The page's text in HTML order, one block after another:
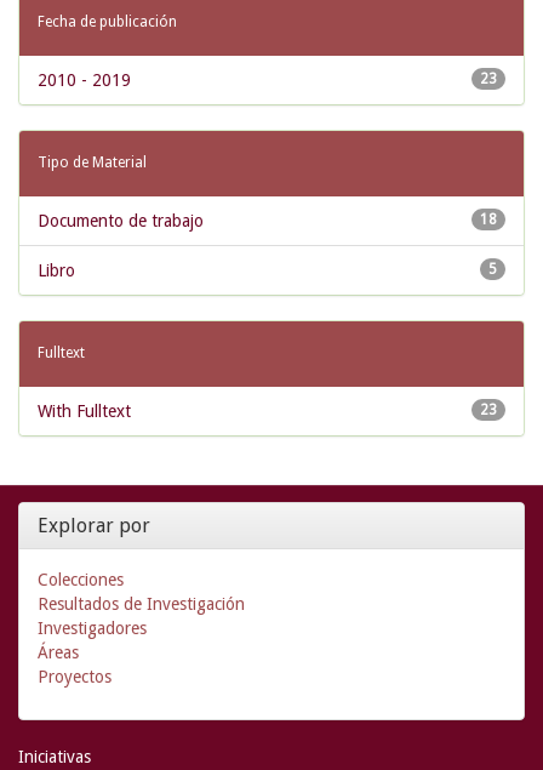
Fecha de publicación
23
2010 - 2019
Tipo de Material
18
Documento de trabajo
5
Libro
Fulltext
23
With Fulltext
Explorar por
Colecciones
Resultados de Investigación
Investigadores
Áreas
Proyectos
Iniciativas